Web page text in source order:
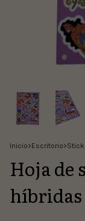
Inicio>Escritorio>
Hoja de
híbridas